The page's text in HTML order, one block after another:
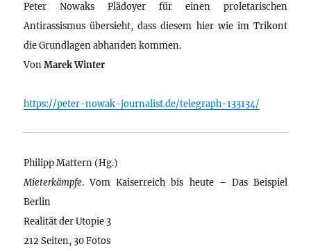
Peter Nowaks Plädoyer für einen proletarischen
Antirassismus übersieht, dass diesem hier wie im Trikont
die Grundlagen abhanden kommen.
VonMarek Winter
https://peter-nowak-journalist.de/telegraph-133134/
Philipp Mattern (Hg.)
Mieterkämpfe. Vom Kaiserreich bis heute – Das Beispiel
Berlin
Realität der Utopie 3
212 Seiten, 30 Fotos